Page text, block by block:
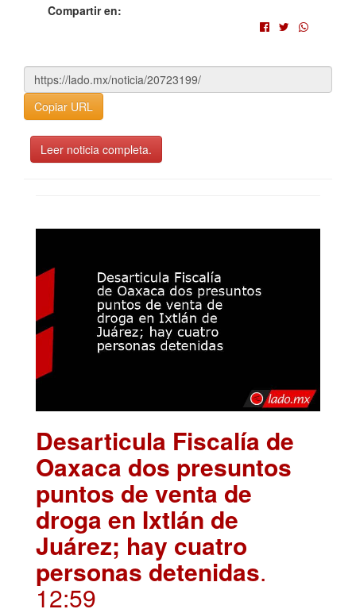
Compartir en:
Copiar URL
Leer noticia completa.
Desarticula Fiscalía de
Oaxaca dos presuntos
puntos de venta de
droga en Ixtlán de
Juárez; hay cuatro
personas detenidas.
12:59